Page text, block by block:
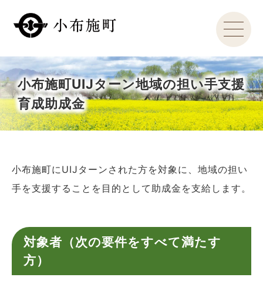
小布施町UIJターン地域の担い手支援
育成助成金
小布施町にUIJターンされた方を対象に、地域の担い
手を支援することを目的として助成金を支給します。
対象者（次の要件をすべて満たす
方）